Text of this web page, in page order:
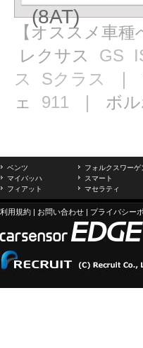
(8AT)
【オススメ車種
レクサス GS
ス
Sクラス ｜
ェ 911 ｜ ボ
ベンツ フォルクスワーゲ
マイバッハ
スマート
フィアット
マセラティ
利用規約 | お問い合わせ | プライバシー